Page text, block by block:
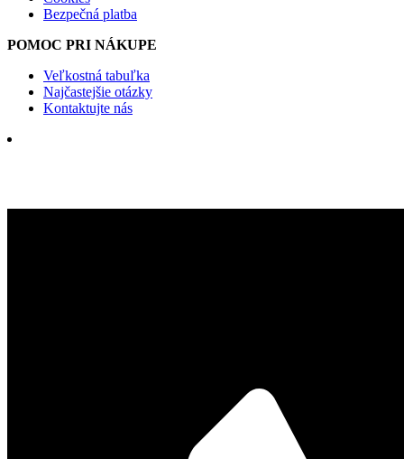
Bezpečná platba
POMOC PRI NÁKUPE
Veľkostná tabuľka
Najčastejšie otázky
Kontaktujte nás